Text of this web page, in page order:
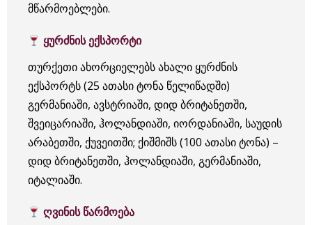
მწარმოებლები.
ყურძნის ექსპორტი
თურქეთი ახორციელებს ახალი ყურძნის
ექსპორტს (25 ათასი ტონა წელიწადში)
გერმანიაში, ავსტრიაში, დიდ ბრიტანეთში,
შვეიცარიაში, ჰოლანდიაში, იორდანიაში, საუდის
არაბეთში, ქუვეითში; ქიშმიშს (100 ათასი ტონა) –
დიდ ბრიტანეთში, ჰოლანდიაში, გერმანიაში,
იტალიაში.
ღვინის წარმოება